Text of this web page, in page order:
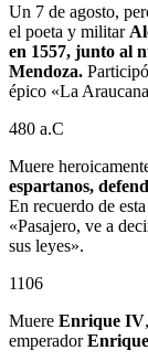
Un 7 de agosto,
el poeta y militar
en 1557, junto al
Mendoza.
épico «La
480 a.C
Muere
espartanos,
En recuerdo de
«Pasajero, ve a
sus leyes».
1106
Muere Enrique IV
emperador